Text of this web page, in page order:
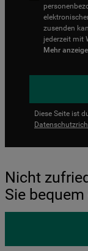
zusenden
jederzeit mit
Mehr
Diese Seite ist
Nicht
Sie